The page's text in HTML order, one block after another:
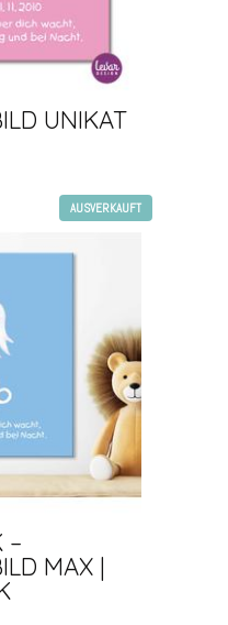
UNIKAT
AUSVERKAUFT
–
MAX |